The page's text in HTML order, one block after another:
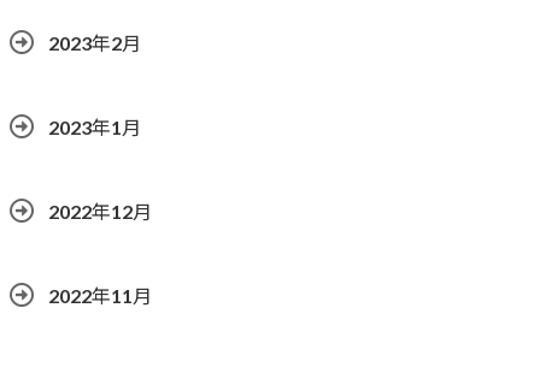
2023年2月
2023年1月
2022年12月
2022年11月